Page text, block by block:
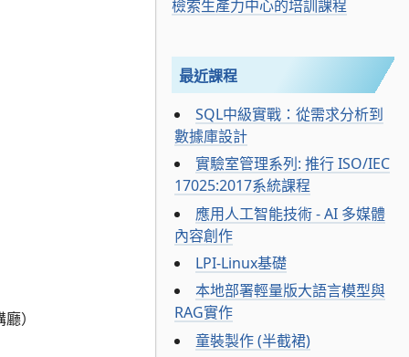
）
檢索生產力中心的培訓課程
最近課程
SQL中級實戰：從需求分析到
數據庫設計
實驗室管理系列: 推行 ISO/IEC
17025:2017系統課程
應用人工智能技術 - AI 多媒體
內容創作
LPI-Linux基礎
本地部署輕量版大語言模型與
RAG實作
童裝製作 (半截裙)